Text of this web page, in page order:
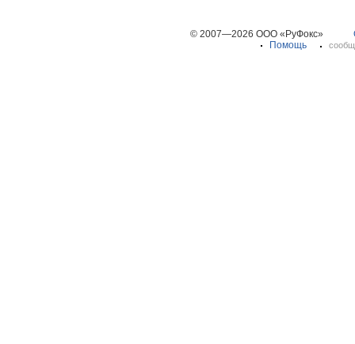
© 2007—2026 ООО «РуФокс»
Помощь